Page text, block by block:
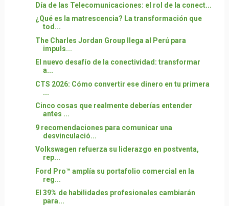
Día de las Telecomunicaciones: el rol de la conect...
¿Qué es la matrescencia? La transformación que
tod...
The Charles Jordan Group llega al Perú para
impuls...
El nuevo desafío de la conectividad: transformar
a...
CTS 2026: Cómo convertir ese dinero en tu primera
...
Cinco cosas que realmente deberías entender
antes ...
9 recomendaciones para comunicar una
desvinculació...
Volkswagen refuerza su liderazgo en postventa,
rep...
Ford Pro™ amplía su portafolio comercial en la
reg...
El 39% de habilidades profesionales cambiarán
para...